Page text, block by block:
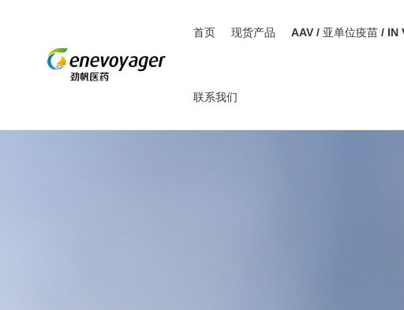
首页 现货产品 AAV / 亚单位疫苗 / IN
联系我们